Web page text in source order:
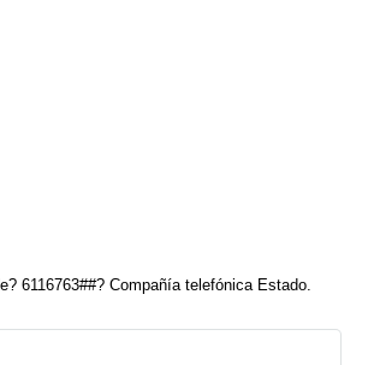
6116763##? Compañía telefónica Estado.